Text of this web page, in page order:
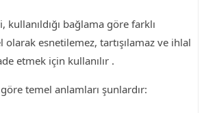
kullanıldığı bağlama göre farklı
olarak esnetilemez, tartışılamaz ve ihlal
etmek için kullanılır .
temel anlamları şunlardır: